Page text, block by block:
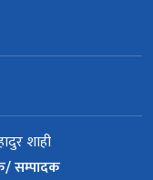
शाही
सम्पादक